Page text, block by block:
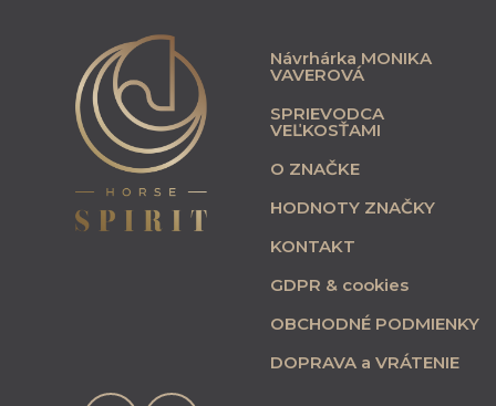
Návrhárka MONIKA
VAVEROVÁ
SPRIEVODCA
VEĽKOSŤAMI
O ZNAČKE
HODNOTY ZNAČKY
KONTAKT
GDPR & cookies
OBCHODNÉ PODMIENKY
DOPRAVA a VRÁTENIE